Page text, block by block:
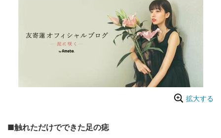
拡大する
■触れただけでできた足の痣